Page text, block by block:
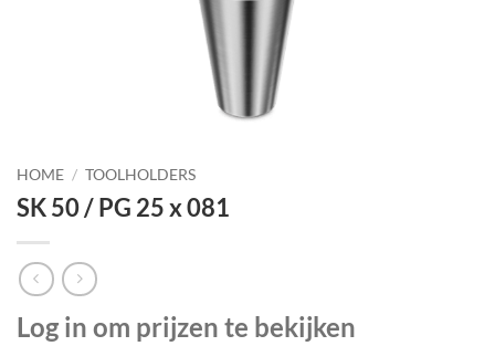
HOME / TOOLHOLDERS
SK 50 / PG 25 x 081
Log in om prijzen te bekijken